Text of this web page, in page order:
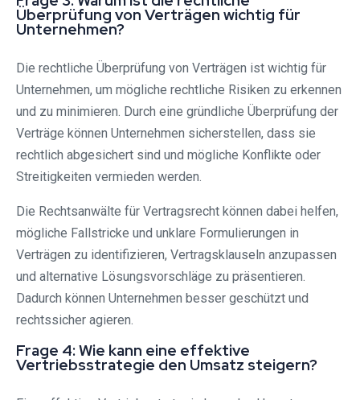
Überprüfung von Verträgen wichtig für
Unternehmen?
Die rechtliche Überprüfung von Verträgen ist wichtig für
Unternehmen, um mögliche rechtliche Risiken zu erkennen
und zu minimieren. Durch eine gründliche Überprüfung der
Verträge können Unternehmen sicherstellen, dass sie
rechtlich abgesichert sind und mögliche Konflikte oder
Streitigkeiten vermieden werden.
Die Rechtsanwälte für Vertragsrecht können dabei helfen,
mögliche Fallstricke und unklare Formulierungen in
Verträgen zu identifizieren, Vertragsklauseln anzupassen
und alternative Lösungsvorschläge zu präsentieren.
Dadurch können Unternehmen besser geschützt und
rechtssicher agieren.
Frage 4: Wie kann eine effektive
Vertriebsstrategie den Umsatz steigern?